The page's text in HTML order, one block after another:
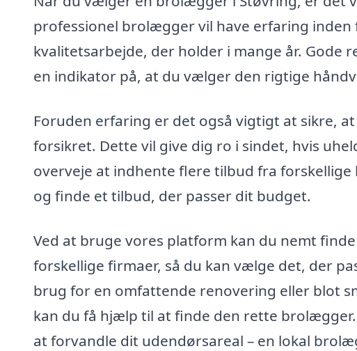
professionel brolægger vil have erfaring
kvalitetsarbejde, der holder i mange år.
en indikator på, at du vælger den rigtige
Foruden erfaring er det også vigtigt at sikre,
forsikret. Dette vil give dig ro i sindet, hvis
overveje at indhente flere tilbud fra
og finde et tilbud, der passer dit budget.
Ved at bruge vores platform kan du nemt
forskellige firmaer, så du kan vælge det, der
brug for en omfattende renovering eller blot
kan du få hjælp til at finde den rette
at forvandle dit udendørsareal – en lokal